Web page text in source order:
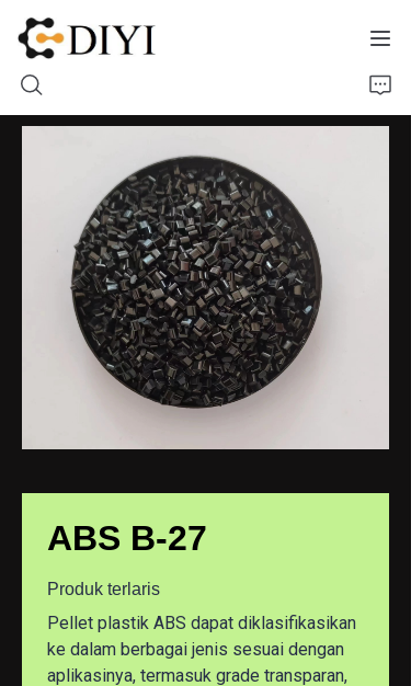
ABS B-27
Produk terlaris
Pellet plastik ABS dapat diklasifikasikan
ke dalam berbagai jenis sesuai dengan
aplikasinya, termasuk grade transparan,
Tentang Kami
Produk
Kontak
Pameran Material